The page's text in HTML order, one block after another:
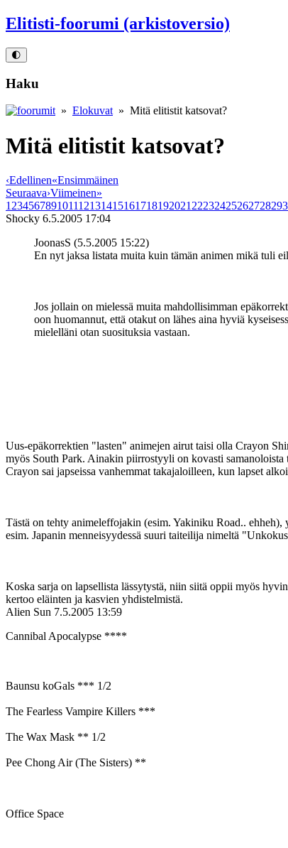
Elitisti-foorumi (arkistoversio)
🌓
Haku
» Elokuvat » Mitä elitistit katsovat?
Mitä elitistit katsovat?
‹Edellinen«Ensimmäinen
Seuraava›Viimeinen»
1 23456789101112131415161718192021 2223242526272829
Shocky 6.5.2005 17:04
JoonasS (5.5.2005 15:22)
En nyt jaksa listata muita kuin tämän animen mikä tuli
Jos jollain on mielessä muita mahdollisimman
oon huomannut, että otakut on lähes aina hyviä
mielelläni otan suosituksia vastaan.
Uus-epäkorrektien "lasten" animejen airut taisi olla Crayon
myös South Park. Ainakin piirrostyyli on kovasti
Crayon sai japseissa vanhemmat takajaloilleen, kun lapset
Tästä on tehty animeleffojakin (esim. Yakiniku Road..
esim. Japanin menneisyydessä suuri taiteilija nimeltä
Koska sarja on lapsellista lässytystä, niin siitä oppii myös
kertoo eläinten ja kasvien yhdistelmistä.
Alien Sun 7.5.2005 13:59
Cannibal Apocalypse ****
Baunsu koGals *** 1/2
The Fearless Vampire Killers ***
The Wax Mask ** 1/2
Pee Chong Air (The Sisters) **
Office Space